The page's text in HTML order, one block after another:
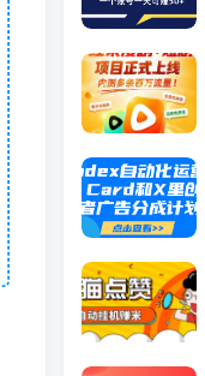
TOP6
TOP7
TOP8
TOP9